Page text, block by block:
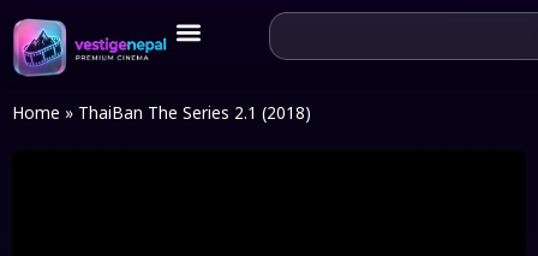
Home » ThaiBan The Series 2.1 (2018)